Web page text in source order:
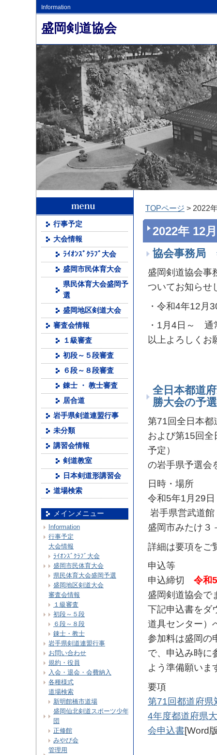
Information
盛岡剣道協会
TOPページ > 2022
2022年 12月
協会事務局
盛岡剣道協会事
ついてお知らせ
・令和4年12
・1月4日～ 通
以上よろしくお
全日本都道
勝大会の予
第71回全日本都
および第15回全
予定）
の岩手県予選会
日時・場所
令和5年1月29
岩手県営武道館
盛岡市みたけ
詳細は要項をご
申込等
申込締切 令和
盛岡剣道協会で
下記申込書をダ
道具センター）
参加料は盛岡の
で、申込み時に
よう準備願いま
要項
第71回都道府県
4年度都道府県
会申込書[Word
行事予定
大会情報
ﾗｲｵﾝｽﾞｸﾗﾌﾞ大会
盛岡市民体育大会
県民体育大会盛岡予
選
盛岡地区剣道大会
審査会情報
１級審査
初段～５段審査
６段～８段審査
錬士 ・ 教士審査
居合道
岩手県剣道連盟行事
未分類
講習会情報
剣道教室
日本剣道形講習会
道場検索
メインメニュー
Information
行事予定
大会情報
ﾗｲｵﾝｽﾞｸﾗﾌﾞ大会
盛岡市民体育大会
県民体育大会盛岡予選
盛岡地区剣道大会
審査会情報
１級審査
初段～５段
６段～８段
錬士・教士
岩手県剣道連盟行事
お問い合わせ
規約・役員
入会・退会・会費納入
各種様式
道場検索
新明館橋市道場
盛岡仙北剣道スポーツ少年
団
正修館
みやび会
管理用